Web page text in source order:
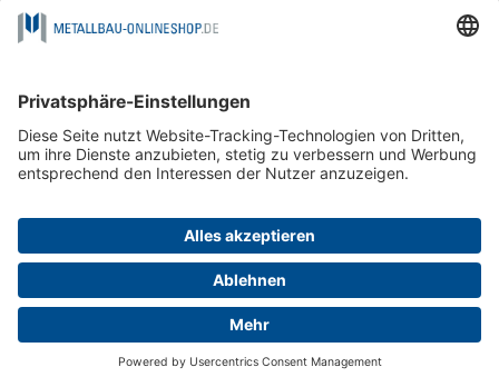
V2A OF V4A
VEEL MONTAGETYPES
ONTWERP GLAS VSG